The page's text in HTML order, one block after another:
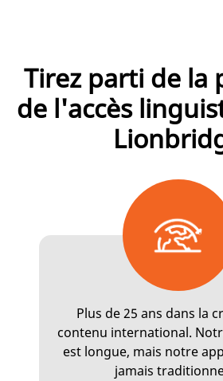
Tirez parti de la
de l'accès
Plus de 25 ans dans la
contenu international.
est longue, mais notre
jamais